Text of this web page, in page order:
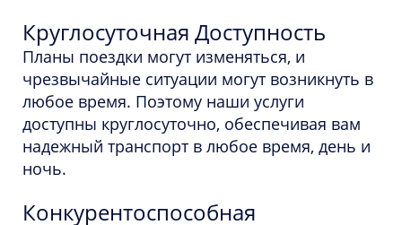
Круглосуточная Доступность
Планы поездки могут изменяться, и
чрезвычайные ситуации могут возникнуть в
любое время. Поэтому наши услуги
доступны круглосуточно, обеспечивая вам
надежный транспорт в любое время, день и
ночь.
Конкурентоспособная